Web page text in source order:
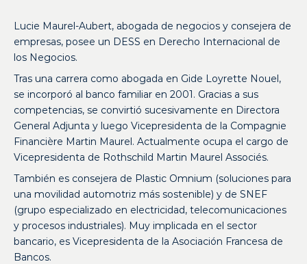
Lucie Maurel-Aubert, abogada de negocios y consejera de
empresas, posee un DESS en Derecho Internacional de
los Negocios.
Tras una carrera como abogada en Gide Loyrette Nouel,
se incorporó al banco familiar en 2001. Gracias a sus
competencias, se convirtió sucesivamente en Directora
General Adjunta y luego Vicepresidenta de la Compagnie
Financière Martin Maurel. Actualmente ocupa el cargo de
Vicepresidenta de Rothschild Martin Maurel Associés.
También es consejera de Plastic Omnium (soluciones para
una movilidad automotriz más sostenible) y de SNEF
(grupo especializado en electricidad, telecomunicaciones
y procesos industriales). Muy implicada en el sector
bancario, es Vicepresidenta de la Asociación Francesa de
Bancos.